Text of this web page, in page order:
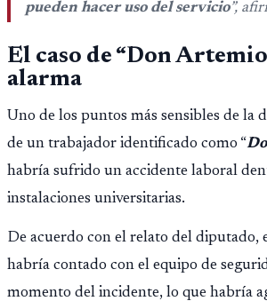
pueden hacer uso del servicio”,
El caso de “Don
alarma
Uno de los puntos más sensibles de la
de un trabajador identificado como “
habría sufrido un accidente laboral
instalaciones universitarias.
De acuerdo con el relato del diputado,
habría contado con el equipo de
momento del incidente, lo que habría